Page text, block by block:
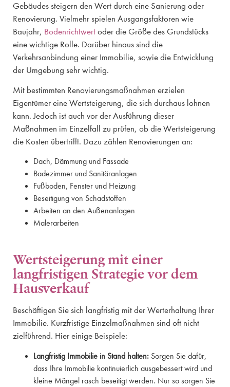
Gebäudes steigern den Wert durch eine Sanierung oder
Renovierung. Vielmehr spielen Ausgangsfaktoren wie
Baujahr, Bodenrichtwert oder die Größe des Grundstücks
eine wichtige Rolle. Darüber hinaus sind die
Verkehrsanbindung einer Immobilie, sowie die Entwicklung
der Umgebung sehr wichtig.
Mit bestimmten Renovierungsmaßnahmen erzielen
Eigentümer eine Wertsteigerung, die sich durchaus lohnen
kann. Jedoch ist auch vor der Ausführung dieser
Maßnahmen im Einzelfall zu prüfen, ob die Wertsteigerung
die Kosten übertrifft. Dazu zählen Renovierungen an:
Dach, Dämmung und Fassade
Badezimmer und Sanitäranlagen
Fußboden, Fenster und Heizung
Beseitigung von Schadstoffen
Arbeiten an den Außenanlagen
Malerarbeiten
Wertsteigerung mit einer
langfristigen Strategie vor dem
Hausverkauf
Beschäftigen Sie sich langfristig mit der Werterhaltung Ihrer
Immobilie. Kurzfristige Einzelmaßnahmen sind oft nicht
zielführend. Hier einige Beispiele:
Langfristig Immobilie in Stand halten: Sorgen Sie dafür,
dass Ihre Immobilie kontinuierlich ausgebessert wird und
kleine Mängel rasch beseitigt werden. Nur so sorgen Sie